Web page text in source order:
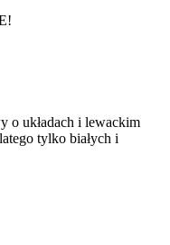
o układach i lewackim
tylko białych i